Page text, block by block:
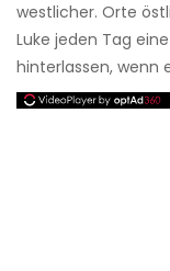
westlicher. Orte
Luke jeden Tag
hinterlassen, wenn